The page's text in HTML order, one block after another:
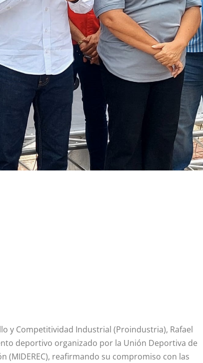
y Competitividad Industrial (Proindustria), Rafael
deportivo organizado por la Unión Deportiva de
(MIDEREC), reafirmando su compromiso con las